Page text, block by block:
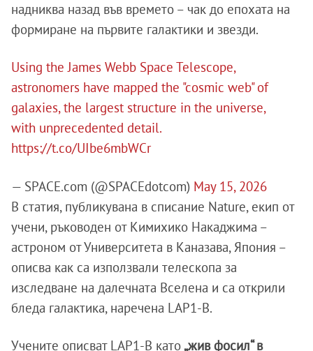
надниква назад във времето – чак до епохата на
формиране на първите галактики и звезди.
Using the James Webb Space Telescope,
astronomers have mapped the "cosmic web" of
galaxies, the largest structure in the universe,
with unprecedented detail.
https://t.co/UIbe6mbWCr
— SPACE.com (@SPACEdotcom) May 15, 2026
В статия, публикувана в списание Nature, екип от
учени, ръководен от Кимихико Накаджима –
астроном от Университета в Каназава, Япония –
описва как са използвали телескопа за
изследване на далечната Вселена и са открили
бледа галактика, наречена LAP1-B.
Учените описват LAP1-B като„жив фосил“ в